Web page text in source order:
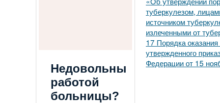
туберкулезом,
источником
излеченными от
17 Порядка
утвержденного
Федерации от 15
Недовольны
работой
больницы?